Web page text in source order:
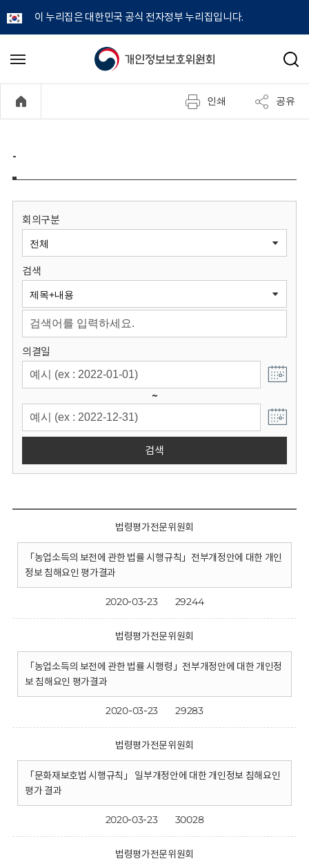
이 누리집은 대한민국 공식 전자정부 누리집입니다.
개
정
보
원
회
메
기
검
인쇄 공유
-
회의구분
검색
의결일
~
검색
법령평가전문위원회
「농업소득의 보전에 관한 법률 시행규칙」전부개정안에 대한 개인
정보 침해요인 평가결과
2020-03-23 29244
법령평가전문위원회
「농업소득의 보전에 관한 법률 시행령」전부개정안에 대한 개인정
보 침해요인 평가결과
2020-03-23 29283
법령평가전문위원회
「문화재보호법 시행규칙」 일부개정안에 대한 개인정보 침해요인
평가 결과
2020-03-23 30028
법령평가전문위원회